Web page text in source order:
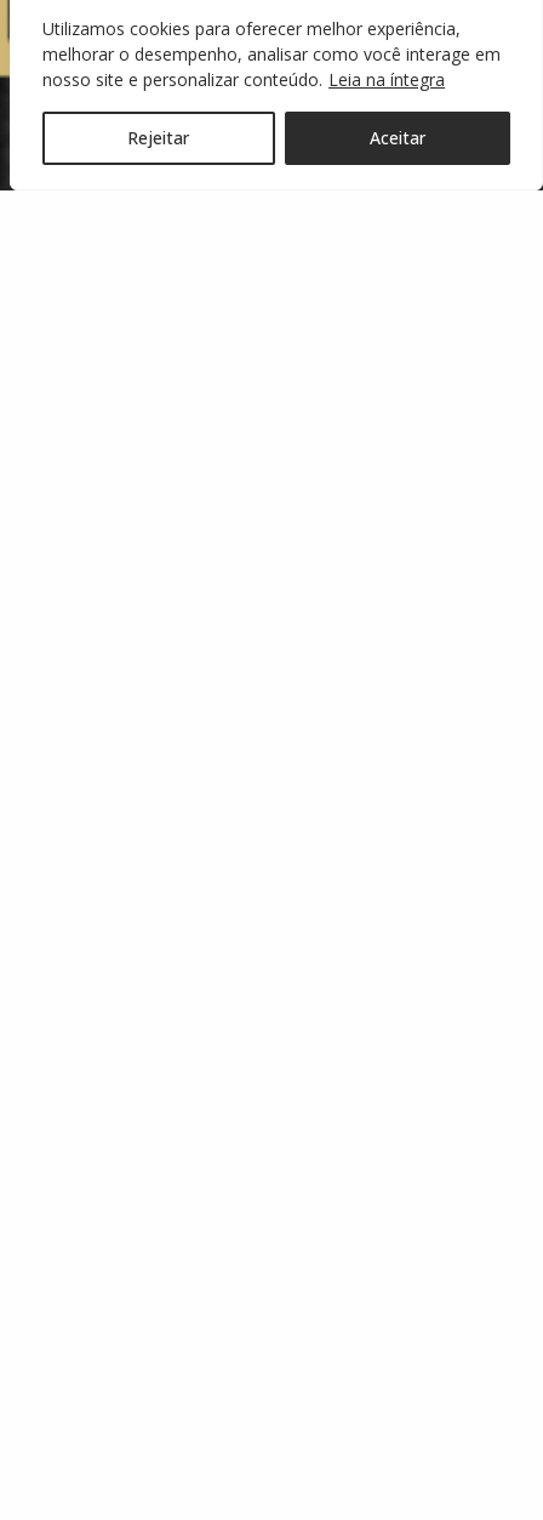
Utilizamos cookies para oferecer melhor experiência,
melhorar o desempenho, analisar como você interage em
nosso site e personalizar conteúdo. Leia na íntegra
Rejeitar Aceitar